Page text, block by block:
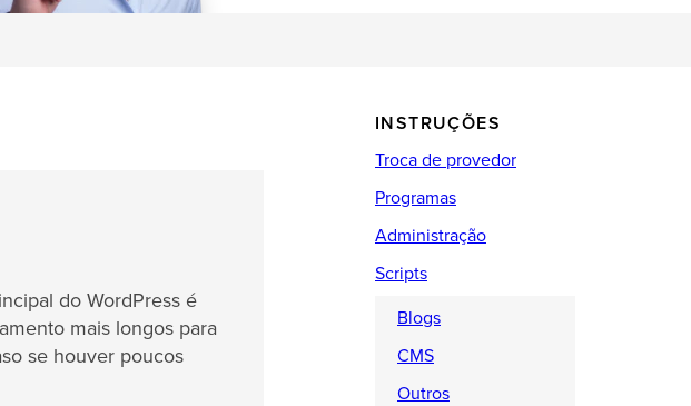
do WordPress é
mais longos para
se houver poucos
INSTRUÇÕES
Troca de provedor
Programas
Administração
Scripts
Blogs
CMS
Outros